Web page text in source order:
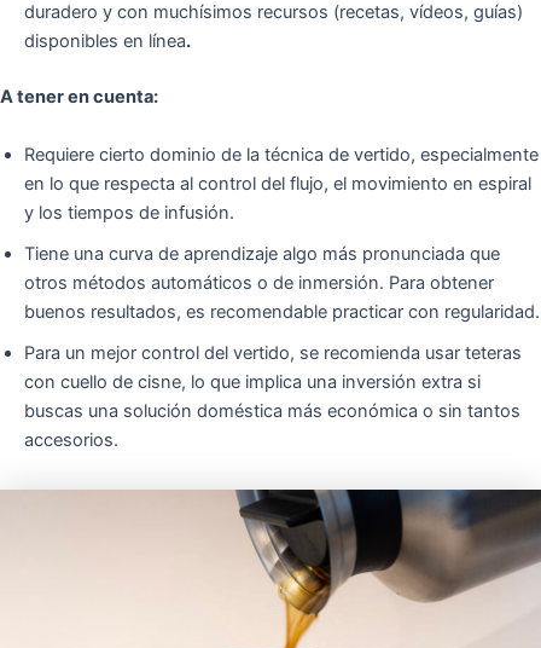
duradero y con muchísimos recursos (recetas, vídeos, guías)
disponibles en línea.
A tener en cuenta:
Requiere cierto dominio de la técnica de vertido, especialmente
en lo que respecta al control del flujo, el movimiento en espiral
y los tiempos de infusión.
Tiene una curva de aprendizaje algo más pronunciada que
otros métodos automáticos o de inmersión. Para obtener
buenos resultados, es recomendable practicar con regularidad.
Para un mejor control del vertido, se recomienda usar teteras
con cuello de cisne, lo que implica una inversión extra si
buscas una solución doméstica más económica o sin tantos
accesorios.